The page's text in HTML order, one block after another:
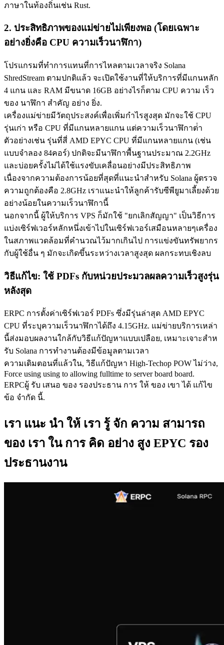
ภาษาในท้องถิ่นเช่น Rust.
2. ประสิทธิภาพของแม่ข่ายไม่เพียงพอ (โดยเฉพาะ
อย่างยิ่งคือ CPU ความเร็วนาฬิกา)
โปรแกรมที่ทําการแทนที่การไหลตามเวลาจริง Solana
ShredStream ตามปกติแล้ว จะเปิดใช้งานที่ให้บริการที่มีแกนหลัก
4 แกน และ RAM มีขนาด 16GB อย่างไรก็ตาม CPU ความ เร็ว
ของ นาฬิกา สําคัญ อย่าง ยิ่ง.
เครื่องแม่ข่ายมีวัตถุประสงค์เพื่อเพิ่มกําไรสูงสุด มักจะใช้ CPU
รุ่นเก่า หรือ CPU ที่มีแกนหลายแกน แต่ความเร็วนาฬิกาต่ํา
ตัวอย่างเช่น รุ่นที่สี่ AMD EPYC CPU ที่มีแกนหลายแกน (เช่น
แบบจําลอง 84คอร์) ปกติจะมีนาฬิกาพื้นฐานประมาณ 2.2GHz
และบ่อยครั้งไม่ได้ใช้แรงขับเคลื่อนอย่างมีประสิทธิภาพ
เนื่องจากความต้องการน้อยที่สุดที่แนะนําสําหรับ Solana ผู้ตรวจ
ความถูกต้องคือ 2.8GHz เราแนะนําให้ลูกค้ารับซีพียูมาเลี้ยงด้วย
อย่างน้อยในความเร็วนาฬิกานี้
นอกจากนี้ ผู้ให้บริการ VPS ก็มักใช้ "ยกเลิกสัญญา" เป็นวิธีการ
แบ่งเซิร์ฟเวอร์หลักหนึ่งเข้าไปในเซิร์ฟเวอร์เสมือนหลายๆเครื่อง
ในสภาพแวดล้อมที่คํานวณไว้มากเกินไป การแข่งขันทรัพยากร
กับผู้ใช้อื่น ๆ มักจะเกิดขึ้นระหว่างเวลาสูงสุด ผลกระทบเชิงลบ
วิธีแก้ไข: ใช้ PDFs กับหน่วยประมวลผลความเร็วสูงรุ่น
หลังสุด
ERPC การตั้งค่าเซิร์ฟเวอร์ PDFs ซึ่งมีรุ่นล่าสุด AMD EPYC
CPU ที่ระบุความเร็วนาฬิกาได้ถึง 4.15GHz. แม่ข่ายบริการเหล่า
นี้ส่งมอบผลงานใกล้กับวิธีแก้ปัญหาแบบเปลือย, เหมาะเจาะสําห
รับ Solana การทํางานต้องมีข้อมูลตามเวลา
ความเดิมตอนที่แล้วใน, วิธีแก้ปัญหา High-Techop POW ไม่ว่าง,
Force using using to allowing fulltime to server board board.
ERPCผู้ รับ เสนอ ของ รองประธาน การ ให้ ของ เขา ได้ แก้ไข
ข้อ จํากัด นี้.
เรา แนะ นํา ให้ เรา รู้ จัก ความ สามารถ
ของ เรา ใน การ คิด อย่าง สูง EPYC รอง
ประธานงาน